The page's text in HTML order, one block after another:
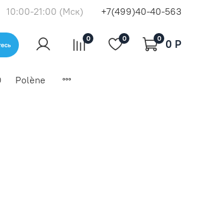
10:00-21:00 (Мск) +7(499)40-40-563
0 0 0 0 P
Polène